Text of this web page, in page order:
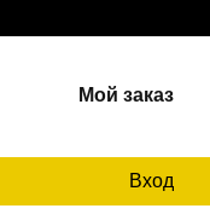
Мой заказ
Вход